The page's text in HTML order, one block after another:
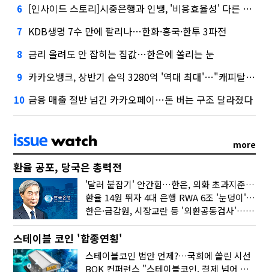
6 [인사이드 스토리]시중은행과 인뱅, '비용효율성' 다른 잣대 왜?
7 KDB생명 7수 만에 팔리나…한화·흥국·한투 3파전
8 금리 올려도 안 잡히는 집값…한은에 쏠리는 눈
9 카카오뱅크, 상반기 순익 3280억 '역대 최대'…"캐피탈, 자산 1조원 이상"
10 금융 매출 절반 넘긴 카카오페이…돈 버는 구조 달라졌다
more
환율 공포, 당국은 총력전
'달러 붙잡기' 안간힘…한은, 외화 초과지준에 이자 6개월 더
환율 14원 뛰자 4대 은행 RWA 6조 '눈덩이'…2배 뛴 2분기는?
한은·금감원, 시장교란 등 '외환공동검사'…환율 급등 전방위 대응
스테이블 코인 '합종연횡'
스테이블코인 법안 언제?…국회에 쏠린 시선
BOK 컨퍼런스 "스테이블코인, 결제 넘어 보험 대출 등 금융 연결 도구"